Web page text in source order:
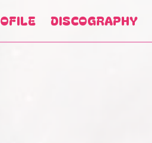
DISCOGRAPHY